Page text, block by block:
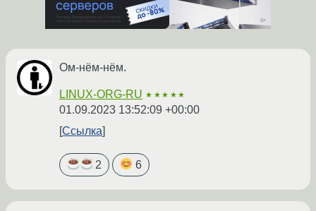
Ом-нём-нём.
LINUX-ORG-RU ★★★★★
01.09.2023 13:52:09 +00:00
Ссылка
2 6